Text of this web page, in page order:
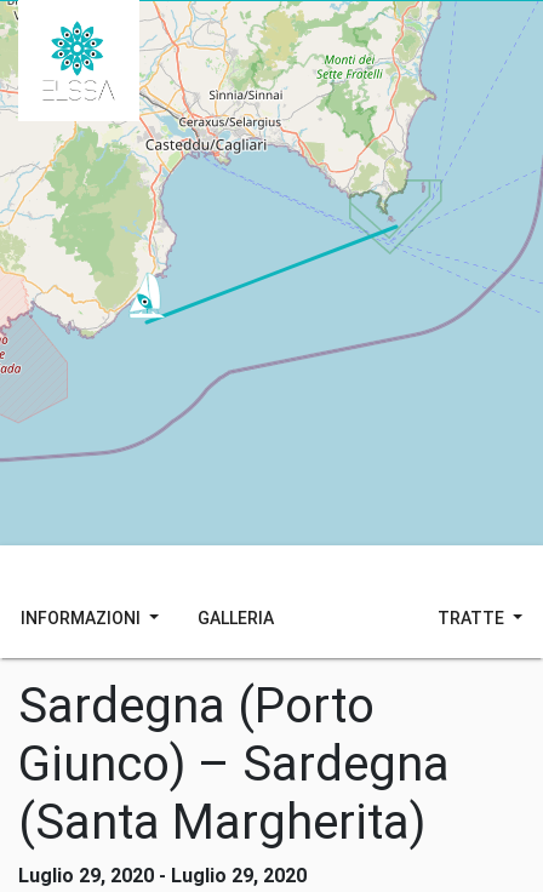
INFORMAZIONI GALLERIA TRATTE
Sardegna (Porto
Giunco) – Sardegna
(Santa Margherita)
Luglio 29, 2020 - Luglio 29, 2020